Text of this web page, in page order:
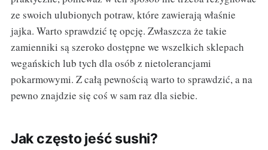
ze swoich ulubionych potraw, które zawierają właśnie
jajka. Warto sprawdzić tę opcję. Zwłaszcza że takie
zamienniki są szeroko dostępne we wszelkich sklepach
wegańskich lub tych dla osób z nietolerancjami
pokarmowymi. Z całą pewnością warto to sprawdzić, a na
pewno znajdzie się coś w sam raz dla siebie.
Jak często jeść sushi?